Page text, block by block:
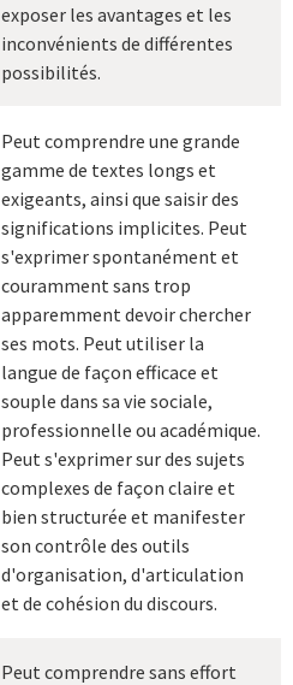
exposer les avantages et les
inconvénients de différentes
possibilités.
Peut comprendre une grande
gamme de textes longs et
exigeants, ainsi que saisir des
significations implicites. Peut
s'exprimer spontanément et
couramment sans trop
apparemment devoir chercher
ses mots. Peut utiliser la
langue de façon efficace et
souple dans sa vie sociale,
professionnelle ou académique.
Peut s'exprimer sur des sujets
complexes de façon claire et
bien structurée et manifester
son contrôle des outils
d'organisation, d'articulation
et de cohésion du discours.
Peut comprendre sans effort